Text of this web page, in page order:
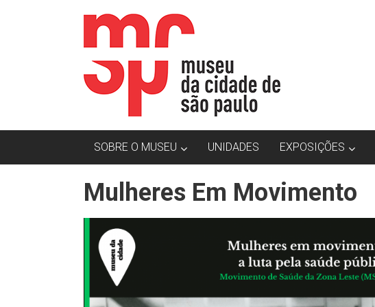
MCSP
|
Museu
Cidade
de
São
Paulo
Museu
Cidade
de
SOBRE O MUSEU UNIDADES EXPOSIÇÕES
Mulheres Em Movimento